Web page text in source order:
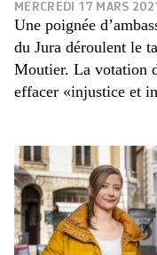
MERCREDI 17 MARS
Une poignée
du Jura déroulent le
Moutier. La votation
effacer «injustice et